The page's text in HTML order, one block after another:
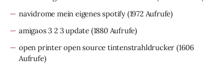
navidrome mein eigenes spotify (1972 Aufrufe)
amigaos 3 2 3 update (1880 Aufrufe)
open printer open source tintenstrahldrucker (1606
Aufrufe)